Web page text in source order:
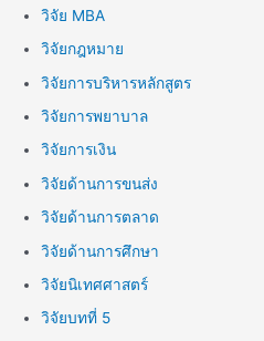
วิจัย MBA
วิจัยกฎหมาย
วิจัยการบริหารหลักสูตร
วิจัยการพยาบาล
วิจัยการเงิน
วิจัยด้านการขนส่ง
วิจัยด้านการตลาด
วิจัยด้านการศึกษา
วิจัยนิเทศศาสตร์
วิจัยบทที่ 5